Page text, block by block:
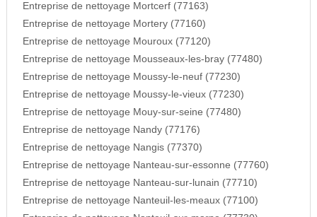
Entreprise de nettoyage Mortcerf (77163)
Entreprise de nettoyage Mortery (77160)
Entreprise de nettoyage Mouroux (77120)
Entreprise de nettoyage Mousseaux-les-bray (77480)
Entreprise de nettoyage Moussy-le-neuf (77230)
Entreprise de nettoyage Moussy-le-vieux (77230)
Entreprise de nettoyage Mouy-sur-seine (77480)
Entreprise de nettoyage Nandy (77176)
Entreprise de nettoyage Nangis (77370)
Entreprise de nettoyage Nanteau-sur-essonne (77760)
Entreprise de nettoyage Nanteau-sur-lunain (77710)
Entreprise de nettoyage Nanteuil-les-meaux (77100)